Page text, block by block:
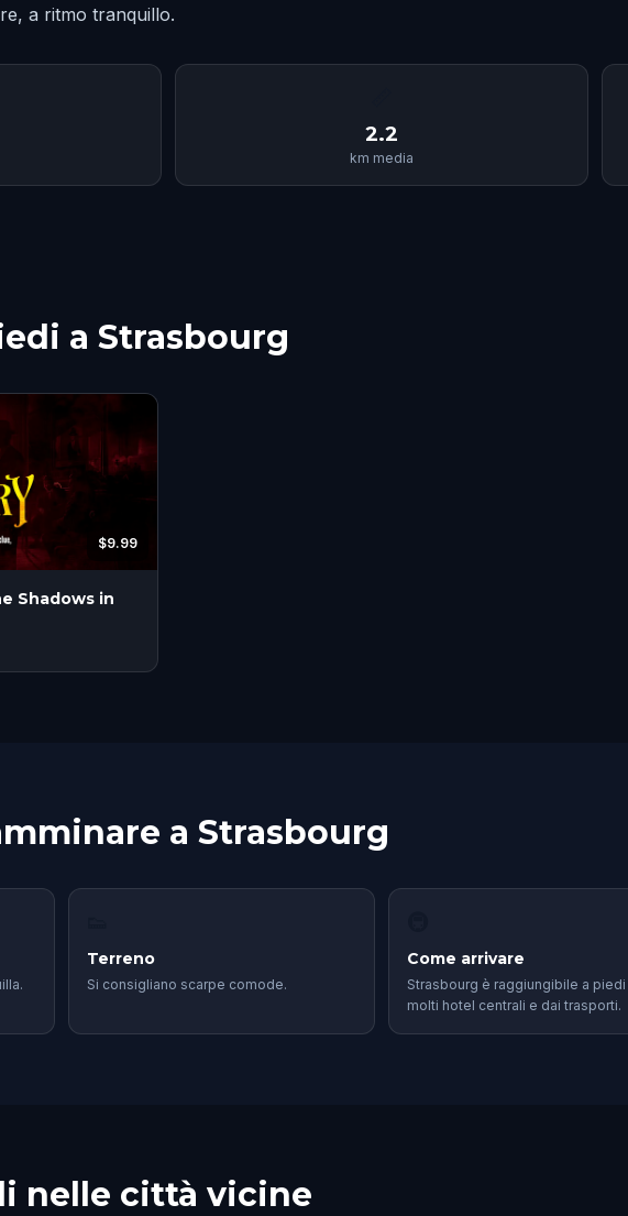
a ritmo tranquillo.
2.2
km media
a Strasbourg
$9.99
Shadows in
a Strasbourg
Terreno
Si consigliano scarpe comode.
Come arrivare
Strasbourg è raggiungibile a
molti hotel centrali e dai trasporti.
nelle città vicine